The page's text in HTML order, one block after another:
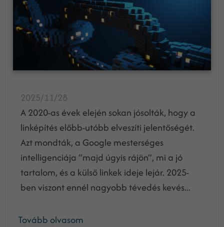
2025/11/28
A 2020-as évek elején sokan jósolták, hogy a
linképítés előbb-utóbb elveszíti jelentőségét.
Azt mondták, a Google mesterséges
intelligenciája “majd úgyis rájön”, mi a jó
tartalom, és a külső linkek ideje lejár. 2025-
ben viszont ennél nagyobb tévedés kevés...
Tovább olvasom